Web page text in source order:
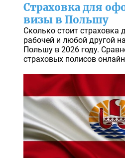
Страховка для
визы в Польшу
Сколько стоит страховка
рабочей и любой другой
Польшу в 2026 году.
страховых полисов